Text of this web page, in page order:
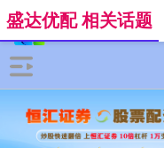
盛达优配 相关话题